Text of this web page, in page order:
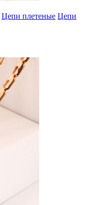
Цепи плетеные Цепи